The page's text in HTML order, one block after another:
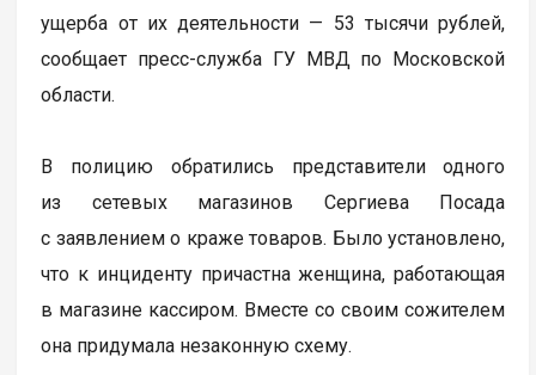
ущерба от их деятельности — 53 тысячи рублей,
сообщает пресс-служба ГУ МВД по Московской
области.
В полицию обратились представители одного
из сетевых магазинов Сергиева Посада
с заявлением о краже товаров. Было установлено,
что к инциденту причастна женщина, работающая
в магазине кассиром. Вместе со своим сожителем
она придумала незаконную схему.